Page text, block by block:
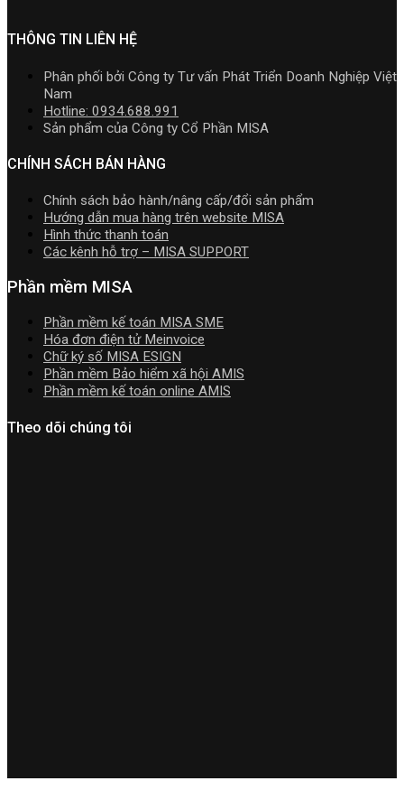
tải
cài
nghiệp
hợp
mới
nhất
SME.NET
R2
cập
nhật
TT99/2025
mới
nhất
năm
2026
|
Video
Hướng
dẫn
Download
đặt
5.5.2
THÔNG TIN LIÊN HỆ
Phân phối bởi Công ty Tư vấn Phát Triển Doanh Nghiệp Việt
Nam
Hotline: 0934.688.991
Sản phẩm của Công ty Cổ Phần MISA
CHÍNH SÁCH BÁN HÀNG
Chính sách bảo hành/nâng cấp/đổi sản phẩm
Hướng dẫn mua hàng trên website MISA
Hình thức thanh toán
Các kênh hỗ trợ – MISA SUPPORT
Phần mềm MISA
Phần mềm kế toán MISA SME
Hóa đơn điện tử Meinvoice
Chữ ký số MISA ESIGN
Phần mềm Bảo hiểm xã hội AMIS
Phần mềm kế toán online AMIS
Theo dõi chúng tôi